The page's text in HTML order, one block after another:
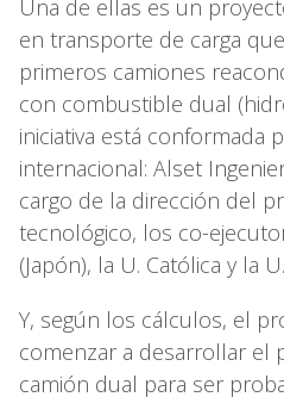
Una de ellas es un
en transporte de carga
primeros camiones
con combustible dual
iniciativa está conformada
internacional: Alset
cargo de la dirección del
tecnológico, los co-
(Japón), la U. Católica y la
Y, según los cálculos, el
comenzar a desarrollar el
camión dual para ser